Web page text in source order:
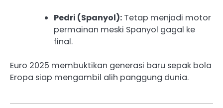
Pedri (Spanyol): Tetap menjadi motor
permainan meski Spanyol gagal ke
final.
Euro 2025 membuktikan generasi baru sepak bola
Eropa siap mengambil alih panggung dunia.